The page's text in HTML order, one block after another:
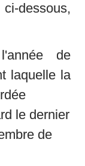
dessous,
de
laquelle la
le dernier
de